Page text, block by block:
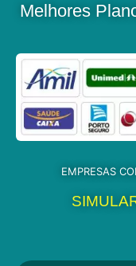
Melhores
EMPRESAS